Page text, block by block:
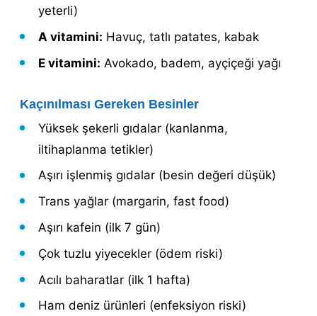
yeterli)
A vitamini: Havuç, tatlı patates, kabak
E vitamini: Avokado, badem, ayçiçeği yağı
Kaçınılması Gereken Besinler
Yüksek şekerli gıdalar (kanlanma,
iltihaplanma tetikler)
Aşırı işlenmiş gıdalar (besin değeri düşük)
Trans yağlar (margarin, fast food)
Aşırı kafein (ilk 7 gün)
Çok tuzlu yiyecekler (ödem riski)
Acılı baharatlar (ilk 1 hafta)
Ham deniz ürünleri (enfeksiyon riski)